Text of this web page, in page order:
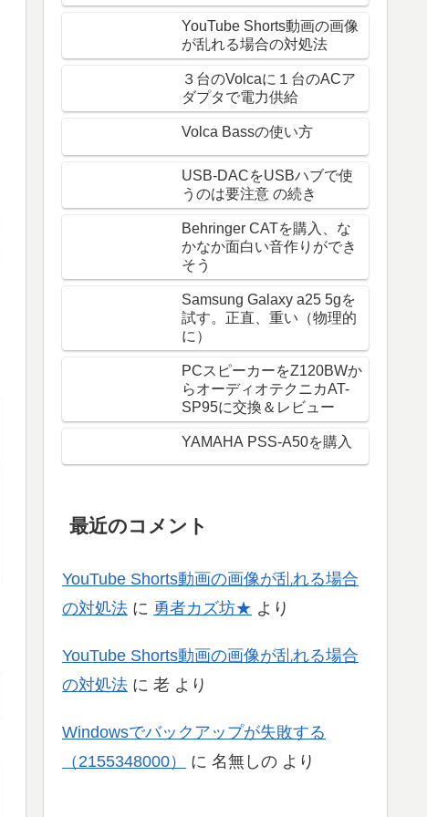
YouTube Shorts動画の画像
が乱れる場合の対処法
３台のVolcaに１台のACア
ダプタで電力供給
Volca Bassの使い方
USB-DACをUSBハブで使
うのは要注意 の続き
Behringer CATを購入、な
かなか面白い音作りができ
そう
Samsung Galaxy a25 5gを
試す。正直、重い（物理的
に）
PCスピーカーをZ120BWか
らオーディオテクニカAT-
SP95に交換＆レビュー
YAMAHA PSS-A50を購入
最近のコメント
YouTube Shorts動画の画像が乱れる場合
の対処法 に 勇者カズ坊★ より
YouTube Shorts動画の画像が乱れる場合
の対処法 に 老 より
Windowsでバックアップが失敗する
（2155348000）
に 名無しの より